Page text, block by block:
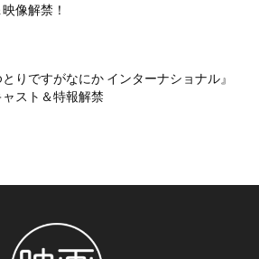
像解禁！
とりですがなにか インターナショナル』
ャスト＆特報解禁